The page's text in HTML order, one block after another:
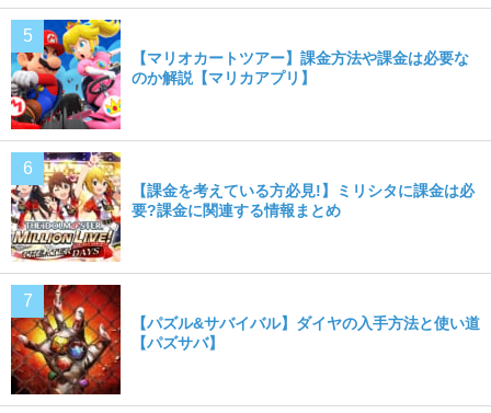
【マリオカートツアー】課金方法や課金は必要な
のか解説【マリカアプリ】
【課金を考えている方必見!】ミリシタに課金は必
要?課金に関連する情報まとめ
【パズル&サバイバル】ダイヤの入手方法と使い道
【パズサバ】